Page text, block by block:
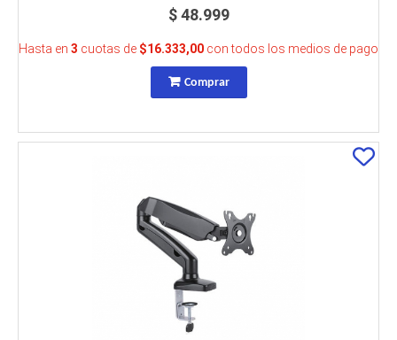
$ 48.999
Hasta en 3 cuotas de $16.333,00 con todos los medios de pago
Comprar